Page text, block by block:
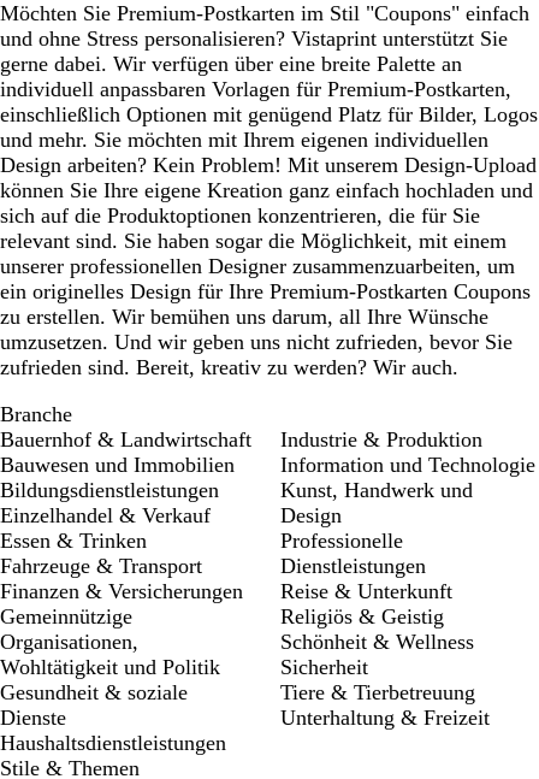
Möchten Sie Premium-Postkarten im Stil "Coupons" einfach
und ohne Stress personalisieren? Vistaprint unterstützt Sie
gerne dabei. Wir verfügen über eine breite Palette an
individuell anpassbaren Vorlagen für Premium-Postkarten,
einschließlich Optionen mit genügend Platz für Bilder, Logos
und mehr. Sie möchten mit Ihrem eigenen individuellen
Design arbeiten? Kein Problem! Mit unserem Design-Upload
können Sie Ihre eigene Kreation ganz einfach hochladen und
sich auf die Produktoptionen konzentrieren, die für Sie
relevant sind. Sie haben sogar die Möglichkeit, mit einem
unserer professionellen Designer zusammenzuarbeiten, um
ein originelles Design für Ihre Premium-Postkarten Coupons
zu erstellen. Wir bemühen uns darum, all Ihre Wünsche
umzusetzen. Und wir geben uns nicht zufrieden, bevor Sie
zufrieden sind. Bereit, kreativ zu werden? Wir auch.
Branche
Bauernhof & Landwirtschaft
Bauwesen und Immobilien
Bildungsdienstleistungen
Einzelhandel & Verkauf
Essen & Trinken
Fahrzeuge & Transport
Finanzen & Versicherungen
Gemeinnützige
Organisationen,
Wohltätigkeit und Politik
Gesundheit & soziale
Dienste
Haushaltsdienstleistungen
Industrie & Produktion
Information und Technologie
Kunst, Handwerk und
Design
Professionelle
Dienstleistungen
Reise & Unterkunft
Religiös & Geistig
Schönheit & Wellness
Sicherheit
Tiere & Tierbetreuung
Unterhaltung & Freizeit
Stile & Themen